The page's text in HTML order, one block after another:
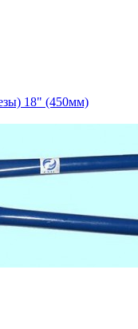
18" (450мм)